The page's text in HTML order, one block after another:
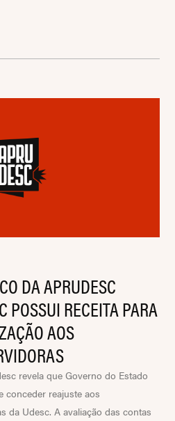
DA APRUDESC
POSSUI RECEITA PARA
AOS
revela que Governo do Estado
conceder reajuste aos
da Udesc. A avaliação das contas